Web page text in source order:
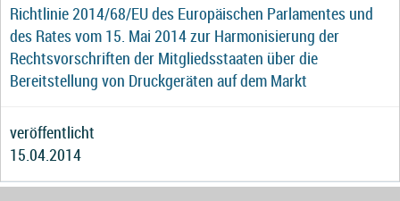
Richtlinie 2014/68/EU des Europäischen Parlamentes und
des Rates vom 15. Mai 2014 zur Harmonisierung der
Rechtsvorschriften der Mitgliedsstaaten über die
Bereitstellung von Druckgeräten auf dem Markt
veröffentlicht
15.04.2014